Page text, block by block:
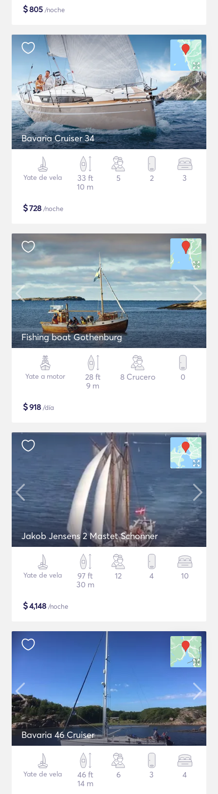
$805 /noche
Bavaria Cruiser 34
Yate de vela
33 ft
10 m
5 2 3
$728 /noche
Fishing boat Gothenburg
Yate a motor
28 ft
9 m
8 Crucero 0
$918 /día
Jakob Jensens 2 Mastet Schonner
Yate de vela
97 ft
30 m
12 4 10
$4,148 /noche
Bavaria 46 Cruiser
Yate de vela
46 ft
14 m
6 3 4